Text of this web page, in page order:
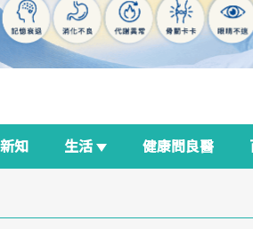
新知 生活 健康問良醫
良醫生活祭